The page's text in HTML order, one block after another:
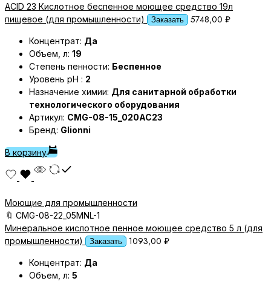
ACID 23 Кислотное беспенное моющее средство 19л
пищевое (для промышленности)
Заказать 5748,00 ₽
Концентрат: Да
Объем, л: 19
Степень пенности: Беспенное
Уровень pH : 2
Назначение химии: Для санитарной обработки
технологического оборудования
Артикул: CMG-08-15_020AC23
Бренд: Glionni
В корзину
Моющие для промышленности
🔖 CMG-08-22_05MNL-1
Минеральное кислотное пенное моющее средство 5 л (для
промышленности)
Заказать 1093,00 ₽
Концентрат: Да
Объем, л: 5